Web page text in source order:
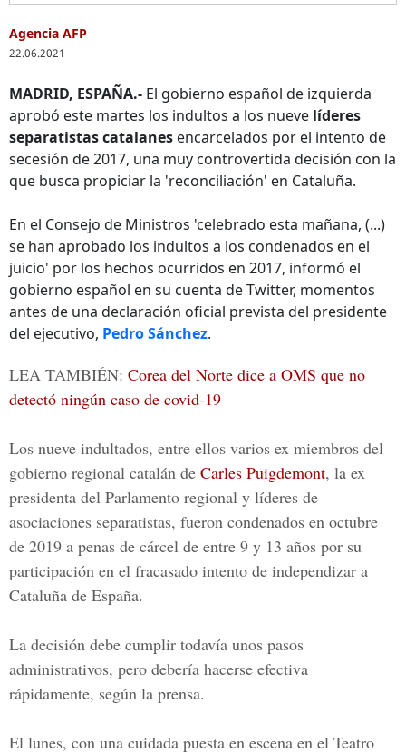
Agencia AFP
22.06.2021
MADRID, ESPAÑA.- El gobierno español de izquierda
aprobó este martes los indultos a los nueve líderes
separatistas catalanes encarcelados por el intento de
secesión de 2017, una muy controvertida decisión con la
que busca propiciar la 'reconciliación' en Cataluña.
En el Consejo de Ministros 'celebrado esta mañana, (...)
se han aprobado los indultos a los condenados en el
juicio' por los hechos ocurridos en 2017, informó el
gobierno español en su cuenta de Twitter, momentos
antes de una declaración oficial prevista del presidente
del ejecutivo, Pedro Sánchez.
LEA TAMBIÉN: Corea del Norte dice a OMS que no
detectó ningún caso de covid-19
Los nueve indultados, entre ellos varios ex miembros del
gobierno regional catalán de Carles Puigdemont, la ex
presidenta del Parlamento regional y líderes de
asociaciones separatistas, fueron condenados en octubre
de 2019 a penas de cárcel de entre 9 y 13 años por su
participación en el fracasado intento de independizar a
Cataluña de España.
La decisión debe cumplir todavía unos pasos
administrativos, pero debería hacerse efectiva
rápidamente, según la prensa.
El lunes, con una cuidada puesta en escena en el Teatro